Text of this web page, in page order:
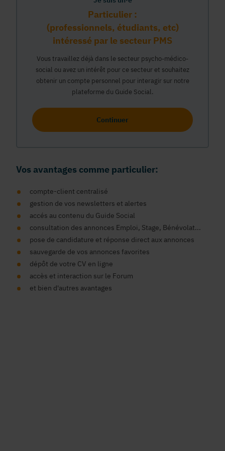
Particulier :
(professionnels, étudiants, etc)
intéressé par le secteur PMS
Vous travaillez déjà dans le secteur psycho-médico-
social ou avez un intérêt pour ce secteur et souhaitez
obtenir un compte personnel pour interagir sur notre
plateforme du Guide Social.
Continuer
Vos avantages comme particulier:
compte-client centralisé
gestion de vos newsletters et alertes
accés au contenu du Guide Social
consultation des annonces Emploi, Stage, Bénévolat...
pose de candidature et réponse direct aux annonces
sauvegarde de vos annonces favorites
dépôt de votre CV en ligne
accès et interaction sur le Forum
et bien d'autres avantages